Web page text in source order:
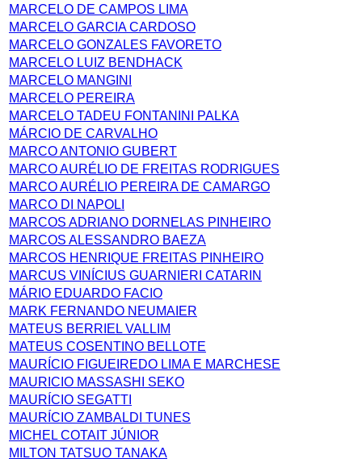
MARCELO DE CAMPOS LIMA
MARCELO GARCIA CARDOSO
MARCELO GONZALES FAVORETO
MARCELO LUIZ BENDHACK
MARCELO MANGINI
MARCELO PEREIRA
MARCELO TADEU FONTANINI PALKA
MÁRCIO DE CARVALHO
MARCO ANTONIO GUBERT
MARCO AURÉLIO DE FREITAS RODRIGUES
MARCO AURÉLIO PEREIRA DE CAMARGO
MARCO DI NAPOLI
MARCOS ADRIANO DORNELAS PINHEIRO
MARCOS ALESSANDRO BAEZA
MARCOS HENRIQUE FREITAS PINHEIRO
MARCUS VINÍCIUS GUARNIERI CATARIN
MÁRIO EDUARDO FACIO
MARK FERNANDO NEUMAIER
MATEUS BERRIEL VALLIM
MATEUS COSENTINO BELLOTE
MAURÍCIO FIGUEIREDO LIMA E MARCHESE
MAURICIO MASSASHI SEKO
MAURÍCIO SEGATTI
MAURÍCIO ZAMBALDI TUNES
MICHEL COTAIT JÚNIOR
MILTON TATSUO TANAKA